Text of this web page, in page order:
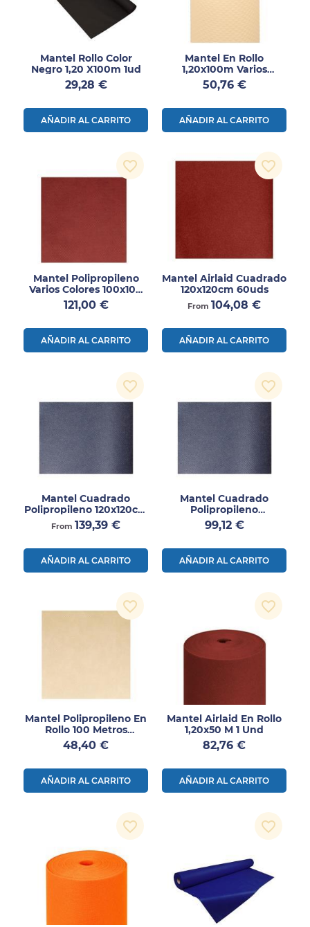
Mantel Rollo Color
Negro 1,20 X100m 1ud
Precio
29,28 €
AÑADIR AL CARRITO
Mantel En Rollo
1,20x100m Varios
Colores 1 Unidad
Precio
50,76 €
AÑADIR AL CARRITO
Mantel Polipropileno
Varios Colores 100x100
250uds
Precio
121,00 €
AÑADIR AL CARRITO
favorite_border
Mantel Airlaid Cuadrado
120x120cm 60uds
From Precio
104,08 €
AÑADIR AL CARRITO
favorite_border
Mantel Cuadrado
Polipropileno 120x120cm
200 Uds
From Precio
139,39 €
AÑADIR AL CARRITO
favorite_border
Mantel Cuadrado
Polipropileno
160x160cm 80 Uds
Precio
99,12 €
AÑADIR AL CARRITO
favorite_border
Mantel Polipropileno En
Rollo 100 Metros
1unidad
Precio
48,40 €
AÑADIR AL CARRITO
favorite_border
Mantel Airlaid En Rollo
1,20x50 M 1 Und
Precio
82,76 €
AÑADIR AL CARRITO
favorite_border
favorite_border favorite_border